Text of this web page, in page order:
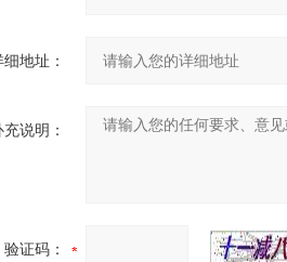
细地址：
充说明：
验证码：